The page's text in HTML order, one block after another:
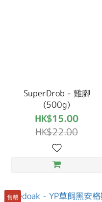
SuperDrob - 雞腳
(500g)
HK$15.00
HK$22.00
售罄